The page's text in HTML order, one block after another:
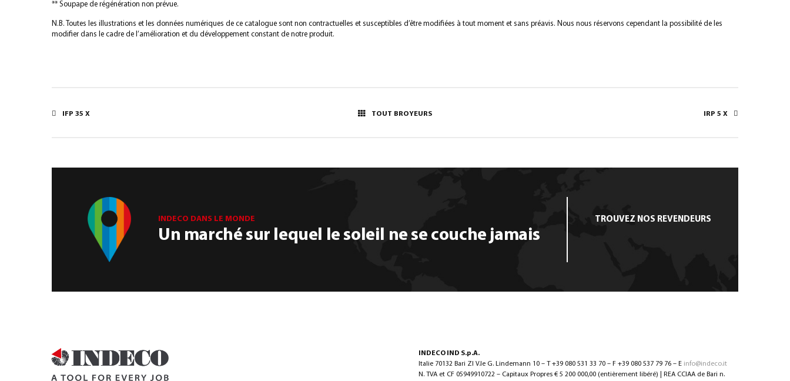
** Soupape de régénération non prévue.
N.B. Toutes les illustrations et les données numériques de ce catalogue sont non contractuelles et susceptibles d’être modifiées à tout moment et sans préavis. Nous nous réservons cependant la possibilité de les
modifier dans le cadre de l’amélioration et du développement constant de notre produit.
IFP 35 X TOUT BROYEURS IRP 5 X
INDECO DANS LE MONDE
Un marché sur lequel le soleil ne se couche jamais
TROUVEZ NOS REVENDEURS
INDECO IND S.p.A.
Italie 70132 Bari ZI V.le G. Lindemann 10 – T +39 080 531 33 70 – F +39 080 537 79 76 – E info@indeco.it
N. TVA et CF 05949910722 – Capitaux Propres € 5 200 000,00 (entièrement libéré) | REA CCIAA de Bari n.